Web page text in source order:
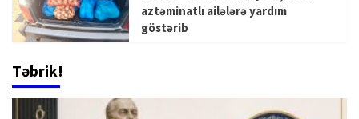
aztəminatlı ailələrə yardım
göstərib
Təbrik!